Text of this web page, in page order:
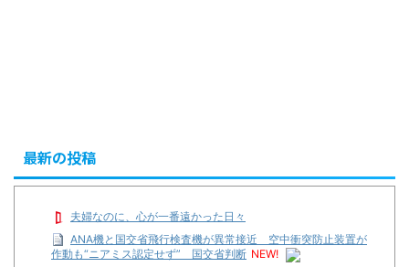
最新の投稿
夫婦なのに、心が一番遠かった日々
ANA機と国交省飛行検査機が異常接近 空中衝突防止装置が
作動も“ニアミス認定せず” 国交省判断 NEW!